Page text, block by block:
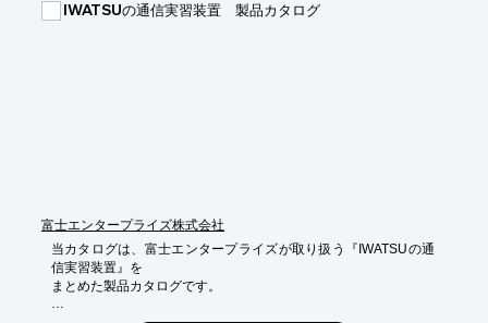
IWATSUの通信実習装置 製品カタログ
富士エンタープライズ株式会社
当カタログは、富士エンタープライズが取り扱う『IWATSUの通
信実習装置』を
まとめた製品カタログです。
頻度情報が一目でわかる「デジタル・オシロスコープ DS-5300シ